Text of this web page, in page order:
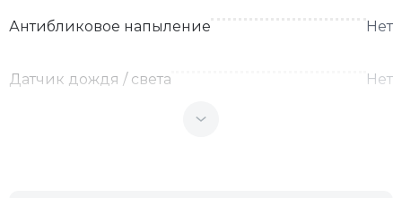
Антибликовое напыление Нет
Датчик дождя / света Нет